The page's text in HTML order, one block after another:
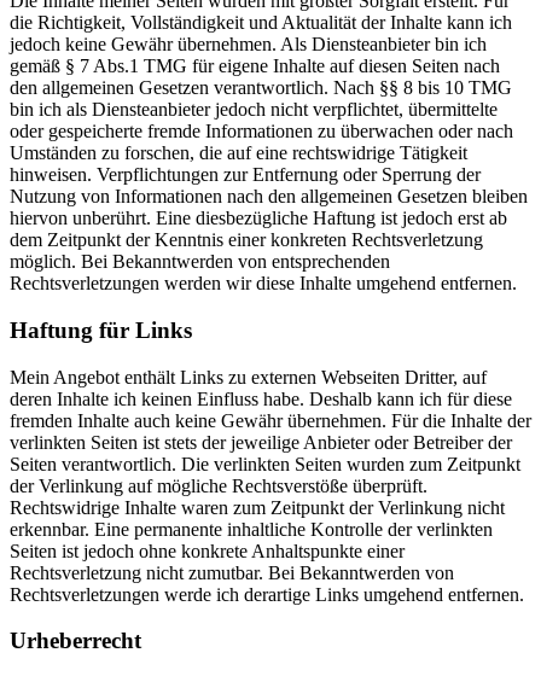
die Richtigkeit, Vollständigkeit und Aktualität der Inhalte kann ich
jedoch keine Gewähr übernehmen. Als Diensteanbieter bin ich
gemäß § 7 Abs.1 TMG für eigene Inhalte auf diesen Seiten nach
den allgemeinen Gesetzen verantwortlich. Nach §§ 8 bis 10 TMG
bin ich als Diensteanbieter jedoch nicht verpflichtet, übermittelte
oder gespeicherte fremde Informationen zu überwachen oder nach
Umständen zu forschen, die auf eine rechtswidrige Tätigkeit
hinweisen. Verpflichtungen zur Entfernung oder Sperrung der
Nutzung von Informationen nach den allgemeinen Gesetzen bleiben
hiervon unberührt. Eine diesbezügliche Haftung ist jedoch erst ab
dem Zeitpunkt der Kenntnis einer konkreten Rechtsverletzung
möglich. Bei Bekanntwerden von entsprechenden
Rechtsverletzungen werden wir diese Inhalte umgehend entfernen.
Haftung für Links
Mein Angebot enthält Links zu externen Webseiten Dritter, auf
deren Inhalte ich keinen Einfluss habe. Deshalb kann ich für diese
fremden Inhalte auch keine Gewähr übernehmen. Für die Inhalte der
verlinkten Seiten ist stets der jeweilige Anbieter oder Betreiber der
Seiten verantwortlich. Die verlinkten Seiten wurden zum Zeitpunkt
der Verlinkung auf mögliche Rechtsverstöße überprüft.
Rechtswidrige Inhalte waren zum Zeitpunkt der Verlinkung nicht
erkennbar. Eine permanente inhaltliche Kontrolle der verlinkten
Seiten ist jedoch ohne konkrete Anhaltspunkte einer
Rechtsverletzung nicht zumutbar. Bei Bekanntwerden von
Rechtsverletzungen werde ich derartige Links umgehend entfernen.
Urheberrecht